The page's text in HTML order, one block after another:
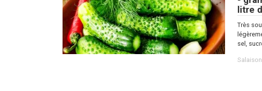
litre
Très
sel,
Salaison